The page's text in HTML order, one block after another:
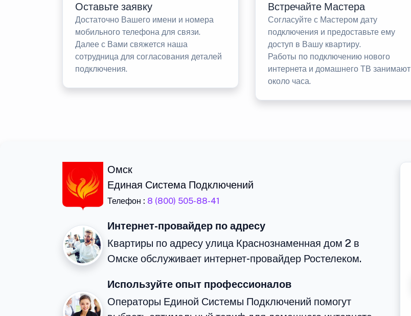
Оставьте заявку
Достаточно Вашего имени и номера
мобильного телефона для связи.
Далее с Вами свяжется наша
сотрудница для согласования деталей
подключения.
Встречайте Мастера
Согласуйте с Мастером дату
подключения и предоставьте ему
доступ в Вашу квартиру.
Работы по подключению нового
интернета и домашнего ТВ занимают
около часа.
Омск
Единая Система Подключений
Телефон : 8 (800) 505-88-41
Интернет-провайдер по адресу
Квартиры по адресу улица Краснознаменная дом 2 в
Омске обслуживает интернет-провайдер Ростелеком.
Используйте опыт профессионалов
Операторы Единой Системы Подключений помогут